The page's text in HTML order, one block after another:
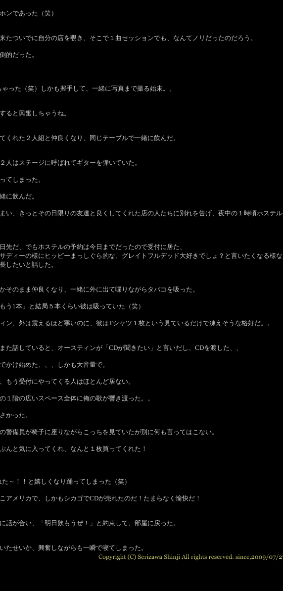
ンであった（笑）
たついでに自分の店を覗き、そこで１曲セッションでも、なんてノリだったのだろう。
的だった。
った（笑）しかも握手して、一緒に写真まで撮る始末。。
ると興奮しちゃうね。
くれた２人組と仲良くなり、同じテーブルで一緒に飲んだ。
人はステージに呼ばれてギターを弾いていた。
てしまった。
に飲んだ。
い、きっとその日限りの友達と良くしてくれた店の人たちに別れを告げ、夜中の１時頃ホステル
先だ、でもホステルの予約は今日までだったので受付に居た、
ディーの様にヒッピーまっしぐら的な、グレイトフルデッド大好きでしょ？と言いたくなる様な
したいと話した。
そのまま仲良くなり、一緒に外に出て喋りながらタバコを吸った。
う1本」と結局５本くらい彼は吸っていた（笑）
ン、外は震えるほど寒いのに、彼はTシャツ１枚という見ているだけで凍えそうな格好だ。。
た話していると、オースティンが「CDが聞きたい」と言いだし、CDを渡した、、
かけ始めた、、、しかも大音量で。
もう受付にやってくる人はほとんど居ない。
１階の広いスペース全体に俺の歌が響き渡った。。
かった。
警備員が椅子に座りながらこっちを見ていたが別に何も言ってはこない。
んと気に入ってくれ、なんと１枚買ってくれた！
～！！と嬉しくなり踊ってしまった（笑）
アメリカで、しかもシカゴでCDが売れたのだ！たまらなく愉快だ！
話が合い、「明日飲もうぜ！」と約束して、部屋に戻った。
たせいか、興奮しながらも一瞬で寝てしまった。